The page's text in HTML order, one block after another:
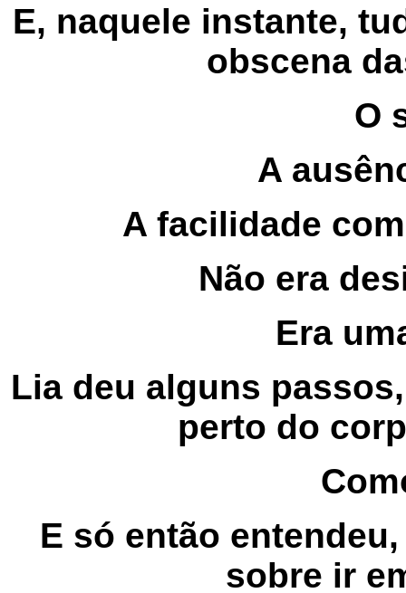
E, naquele instante,
obscena
O
A
A facilidade
Não era
Era
Lia deu alguns
perto do
E só então
sobre ir